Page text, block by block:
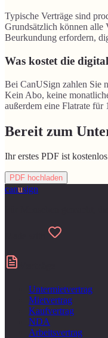
Typische Verträge sind
Grundsätzlich können alle
Beurkundung erfordern,
Was kostet die
Bei CanUSign zahlen Sie
Kein Abo, keine
außerdem eine Flatrate für
Bereit zum
Ihr erstes PDF ist
PDF hochladen
canusign
Untermietvertrag
Mietvertrag
Kaufvertrag
NDA
Arbeitsvertrag